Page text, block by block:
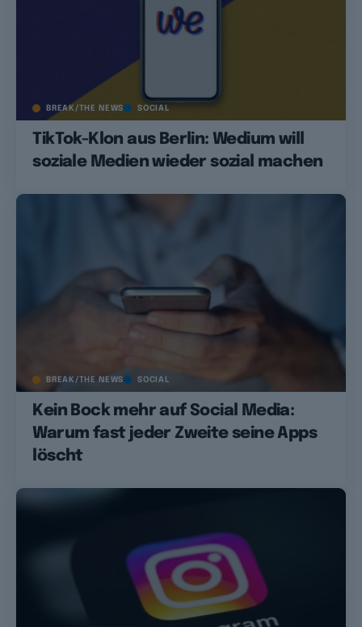
BREAK/THE NEWS SOCIAL
TikTok-Klon aus Berlin: Wedium will
soziale Medien wieder sozial machen
BREAK/THE NEWS SOCIAL
Kein Bock mehr auf Social Media:
Warum fast jeder Zweite seine Apps
löscht